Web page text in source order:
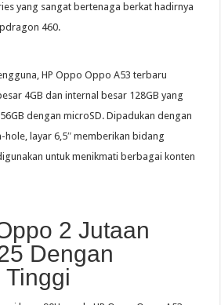
yang sangat bertenaga berkat hadirnya
460.
HP Oppo Oppo A53 terbaru
4GB dan internal besar 128GB yang
dengan microSD. Dipadukan dengan
hole, layar 6,5″ memberikan bidang
untuk menikmati berbagai konten
2 Jutaan
Dengan